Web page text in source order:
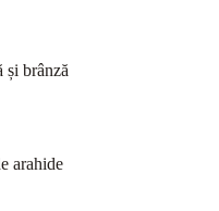
și brânză
arahide